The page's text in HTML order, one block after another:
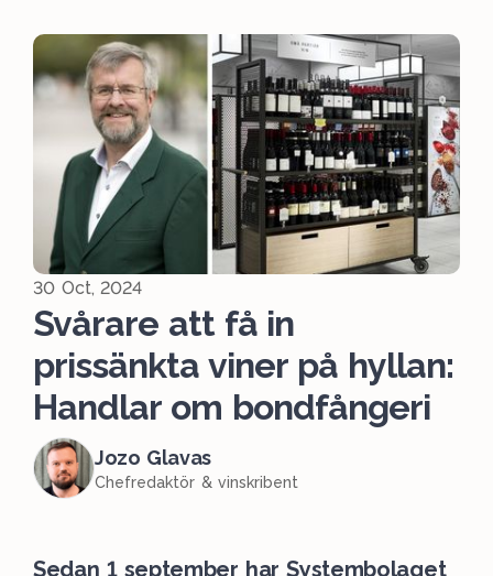
30 Oct, 2024
Svårare att få in
prissänkta viner på hyllan:
Handlar om bondfångeri
Jozo Glavas
Chefredaktör & vinskribent
Sedan 1 september har Systembolaget